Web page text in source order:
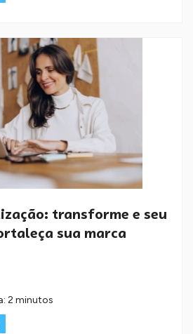
transforme e seu
sua marca
2 minutos